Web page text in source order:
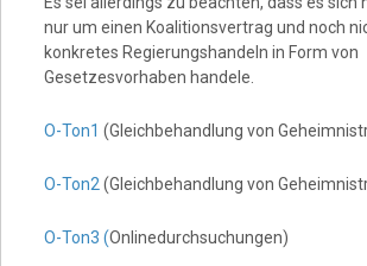
nur um einen Koalitionsvertrag und noch
konkretes Regierungshandeln in Form von
Gesetzesvorhaben handele.
O-Ton1 (Gleichbehandlung von
O-Ton2 (Gleichbehandlung von
O-Ton3 (Onlinedurchsuchungen)